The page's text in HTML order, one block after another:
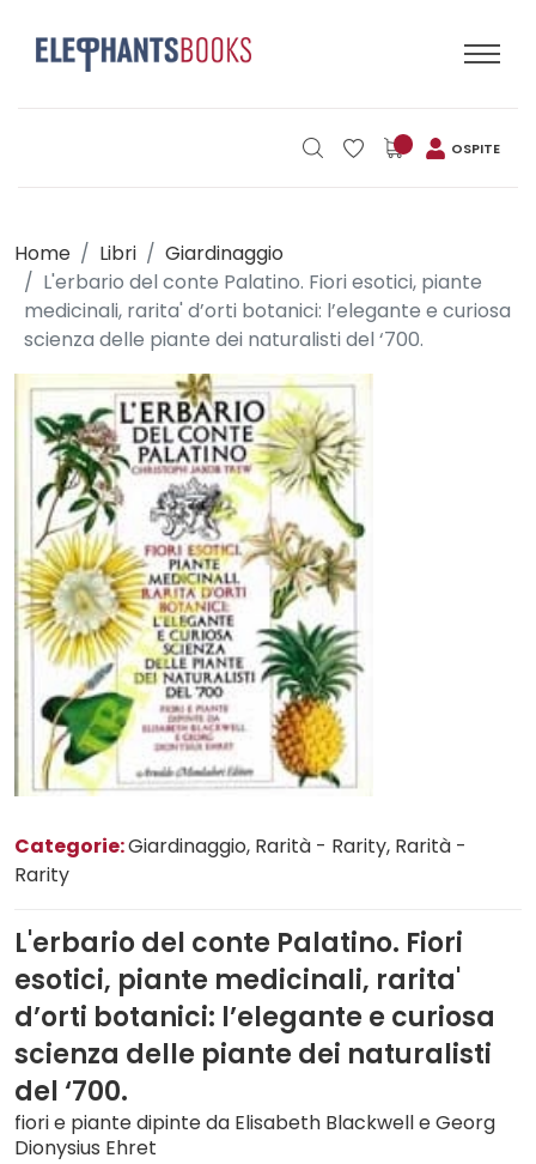
OSPITE
Home Libri
Giardinaggio
L'erbario del conte Palatino. Fiori esotici, piante
medicinali, rarita' d’orti botanici: l’elegante e curiosa
scienza delle piante dei naturalisti del ‘700.
Categorie:Giardinaggio, Rarità - Rarity, Rarità -
Rarity
L'erbario del conte Palatino. Fiori
esotici, piante medicinali, rarita'
d’orti botanici: l’elegante e curiosa
scienza delle piante dei naturalisti
del ‘700.
fiori e piante dipinte da Elisabeth Blackwell e Georg
Dionysius Ehret